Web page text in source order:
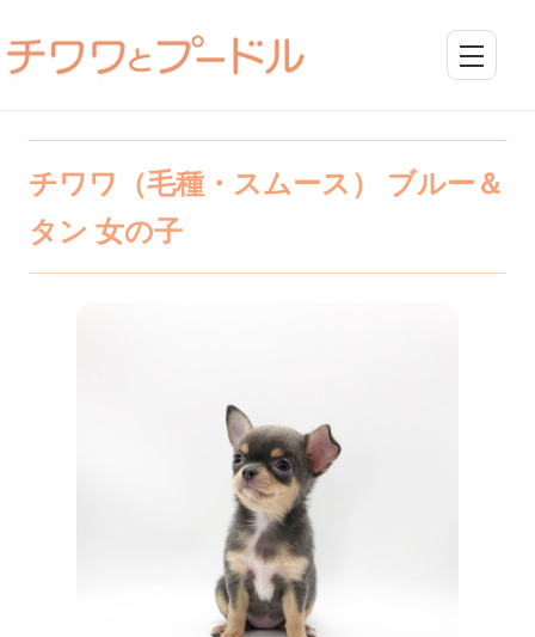
チワワ（毛種・スムース） ブルー＆
タン 女の子